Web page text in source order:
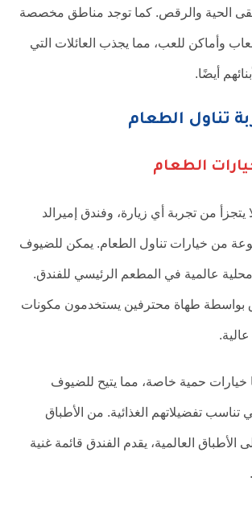
الحية والرقص. كما توجد مناطق مخصصة
وأماكن للعب، مما يجذب العائلات التي
أيضًا.
تناول الطعام
الطعام
يتجزأ من تجربة أي زيارة، وفندق إميرالد
من خيارات تناول الطعام. يمكن للضيوف
محلية عالمية في المطعم الرئيسي للفندق.
بواسطة طهاة محترفين يستخدمون مكونات
خيارات حمية خاصة، مما يتيح للضيوف
تناسب تفضيلاتهم الغذائية. من الأطباق
الأطباق العالمية، يقدم الفندق قائمة غنية